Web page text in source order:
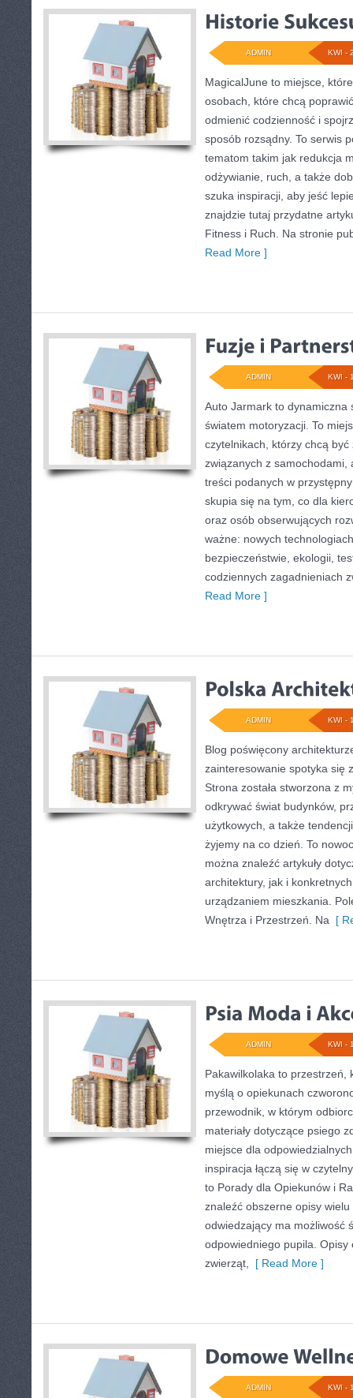
KWI -
ADMIN
MagicalJune to miejsce,
osobach, które chcą
odmienić codzienność i
sposób rozsądny. To serwis
tematom takim jak redukcja
odżywianie, ruch, a także
szuka inspiracji, aby jeść
znajdzie tutaj przydatne
Fitness i Ruch. Na stronie
Read More ]
KWI -
ADMIN
Auto Jarmark to dynamiczna
światem motoryzacji. To
czytelnikach, którzy chcą
związanych z samochodami,
treści podanych w
skupia się na tym, co dla
oraz osób obserwujących
ważne: nowych
bezpieczeństwie, ekologii,
codziennych zagadnieniach
Read More ]
KWI -
ADMIN
Blog poświęcony
zainteresowanie spotyka się
Strona została stworzona z
odkrywać świat budynków,
użytkowych, a także
żyjemy na co dzień. To
można znaleźć artykuły
architektury, jak i
urządzaniem mieszkania.
Wnętrza i Przestrzeń. Na [
KWI -
ADMIN
Pakawilkolaka to przestrzeń,
myślą o opiekunach
przewodnik, w którym
materiały dotyczące psiego
miejsce dla
inspiracja łączą się w
to Porady dla Opiekunów i
znaleźć obszerne opisy
odwiedzający ma możliwość
odpowiedniego pupila.
zwierząt,
[ Read More ]
KWI -
ADMIN